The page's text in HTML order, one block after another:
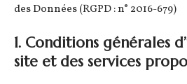
des Données (RGPD : n° 2016-679)
1. Conditions générales
site et des services